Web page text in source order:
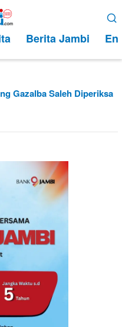
Berita Jambi
Gazalba Saleh Diperiksa